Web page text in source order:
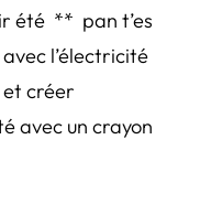
été ** pan t’es
l’électricité
créer
avec un crayon